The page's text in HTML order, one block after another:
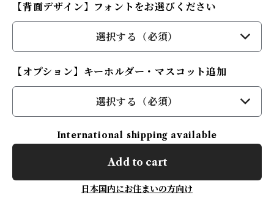
【背面デザイン】フォントをお選びください
選択する（必須）
【オプション】キーホルダー・マスコット追加
選択する（必須）
International shipping available
Add to cart
日本国内にお住まいの方向け